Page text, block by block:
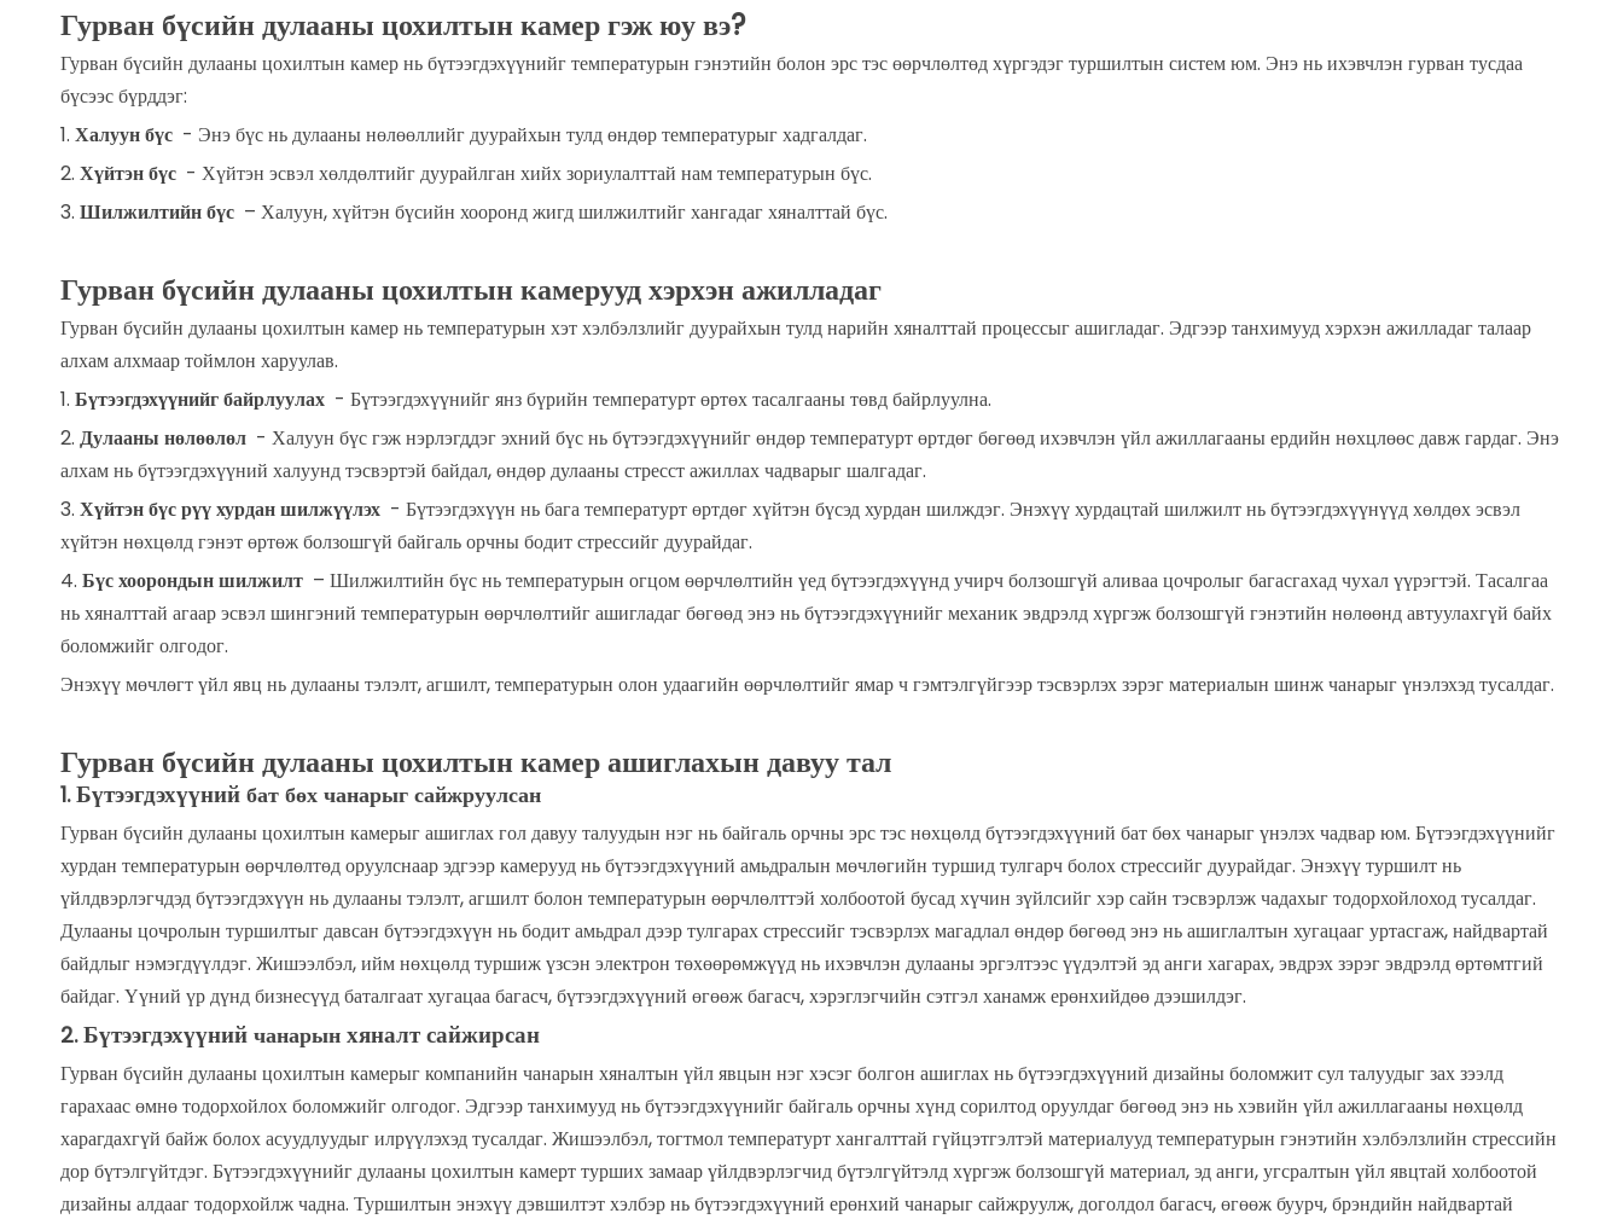
ЭЛС, ТООСОН ШИНЖИЛГЭЭНИЙ ТАНХИ
ҮЙЛДВЭРИЙН ШҮҮХ/ ХАЛУУН АГААР
БУСАД ЗОРИУЛСАН
Гурван бүсийн дулааны цохилтын камер гэж юу вэ?
Гурван бүсийн дулааны цохилтын камер нь бүтээгдэхүүнийг температурын гэнэтийн болон эрс тэс өөрчлөлтөд хүргэдэг туршилтын систем юм. Энэ нь ихэвчлэн гурван тусдаа
бүсээс бүрддэг:
1. Халуун бүс - Энэ бүс нь дулааны нөлөөллийг дуурайхын тулд өндөр температурыг хадгалдаг.
2. Хүйтэн бүс - Хүйтэн эсвэл хөлдөлтийг дуурайлган хийх зориулалттай нам температурын бүс.
3. Шилжилтийн бүс – Халуун, хүйтэн бүсийн хооронд жигд шилжилтийг хангадаг хяналттай бүс.
Гурван бүсийн дулааны цохилтын камерууд хэрхэн ажилладаг
Гурван бүсийн дулааны цохилтын камер нь температурын хэт хэлбэлзлийг дуурайхын тулд нарийн хяналттай процессыг ашигладаг. Эдгээр танхимууд хэрхэн ажилладаг талаар
алхам алхмаар тоймлон харуулав.
1. Бүтээгдэхүүнийг байрлуулах - Бүтээгдэхүүнийг янз бүрийн температурт өртөх тасалгааны төвд байрлуулна.
2. Дулааны нөлөөлөл - Халуун бүс гэж нэрлэгддэг эхний бүс нь бүтээгдэхүүнийг өндөр температурт өртдөг бөгөөд ихэвчлэн үйл ажиллагааны ердийн нөхцлөөс давж гардаг. Энэ
алхам нь бүтээгдэхүүний халуунд тэсвэртэй байдал, өндөр дулааны стресст ажиллах чадварыг шалгадаг.
3. Хүйтэн бүс рүү хурдан шилжүүлэх - Бүтээгдэхүүн нь бага температурт өртдөг хүйтэн бүсэд хурдан шилждэг. Энэхүү хурдацтай шилжилт нь бүтээгдэхүүнүүд хөлдөх эсвэл
хүйтэн нөхцөлд гэнэт өртөж болзошгүй байгаль орчны бодит стрессийг дуурайдаг.
4. Бүс хоорондын шилжилт – Шилжилтийн бүс нь температурын огцом өөрчлөлтийн үед бүтээгдэхүүнд учирч болзошгүй аливаа цочролыг багасгахад чухал үүрэгтэй. Тасалгаа
нь хяналттай агаар эсвэл шингэний температурын өөрчлөлтийг ашигладаг бөгөөд энэ нь бүтээгдэхүүнийг механик эвдрэлд хүргэж болзошгүй гэнэтийн нөлөөнд автуулахгүй байх
боломжийг олгодог.
Энэхүү мөчлөгт үйл явц нь дулааны тэлэлт, агшилт, температурын олон удаагийн өөрчлөлтийг ямар ч гэмтэлгүйгээр тэсвэрлэх зэрэг материалын шинж чанарыг үнэлэхэд тусалдаг.
Гурван бүсийн дулааны цохилтын камер ашиглахын давуу тал
1.Бүтээгдэхүүний бат бөх чанарыг сайжруулсан
Гурван бүсийн дулааны цохилтын камерыг ашиглах гол давуу талуудын нэг нь байгаль орчны эрс тэс нөхцөлд бүтээгдэхүүний бат бөх чанарыг үнэлэх чадвар юм. Бүтээгдэхүүнийг
хурдан температурын өөрчлөлтөд оруулснаар эдгээр камерууд нь бүтээгдэхүүний амьдралын мөчлөгийн туршид тулгарч болох стрессийг дуурайдаг. Энэхүү туршилт нь
үйлдвэрлэгчдэд бүтээгдэхүүн нь дулааны тэлэлт, агшилт болон температурын өөрчлөлттэй холбоотой бусад хүчин зүйлсийг хэр сайн тэсвэрлэж чадахыг тодорхойлоход тусалдаг.
Дулааны цочролын туршилтыг давсан бүтээгдэхүүн нь бодит амьдрал дээр тулгарах стрессийг тэсвэрлэх магадлал өндөр бөгөөд энэ нь ашиглалтын хугацааг уртасгаж, найдвартай
байдлыг нэмэгдүүлдэг. Жишээлбэл, ийм нөхцөлд туршиж үзсэн электрон төхөөрөмжүүд нь ихэвчлэн дулааны эргэлтээс үүдэлтэй эд анги хагарах, эвдрэх зэрэг эвдрэлд өртөмтгий
байдаг. Үүний үр дүнд бизнесүүд баталгаат хугацаа багасч, бүтээгдэхүүний өгөөж багасч, хэрэглэгчийн сэтгэл ханамж ерөнхийдөө дээшилдэг.
2.Бүтээгдэхүүний чанарын хяналт сайжирсан
Гурван бүсийн дулааны цохилтын камерыг компанийн чанарын хяналтын үйл явцын нэг хэсэг болгон ашиглах нь бүтээгдэхүүний дизайны боломжит сул талуудыг зах зээлд
гарахаас өмнө тодорхойлох боломжийг олгодог. Эдгээр танхимууд нь бүтээгдэхүүнийг байгаль орчны хүнд сорилтод оруулдаг бөгөөд энэ нь хэвийн үйл ажиллагааны нөхцөлд
харагдахгүй байж болох асуудлуудыг илрүүлэхэд тусалдаг. Жишээлбэл, тогтмол температурт хангалттай гүйцэтгэлтэй материалууд температурын гэнэтийн хэлбэлзлийн стрессийн
дор бүтэлгүйтдэг. Бүтээгдэхүүнийг дулааны цохилтын камерт турших замаар үйлдвэрлэгчид бүтэлгүйтэлд хүргэж болзошгүй материал, эд анги, угсралтын үйл явцтай холбоотой
дизайны алдааг тодорхойлж чадна. Туршилтын энэхүү дэвшилтэт хэлбэр нь бүтээгдэхүүний ерөнхий чанарыг сайжруулж, доголдол багасч, өгөөж буурч, брэндийн найдвартай